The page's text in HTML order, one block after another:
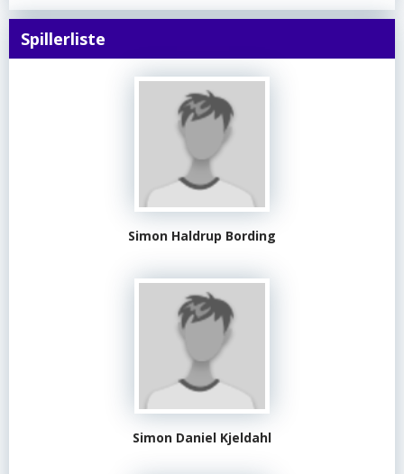
Spillerliste
Simon Haldrup Bording
Simon Daniel Kjeldahl